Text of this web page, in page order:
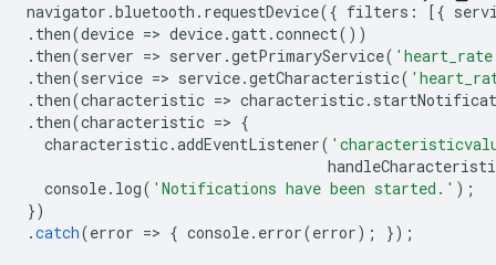
navigator .bluetooth . requestDevice({ filters : [{
. then(device => device.gatt.connect())
. then(server => server .getPrimaryService(
. then(service => service.getCharacteristic(
. then(characteristic => characteristic.
. then(characteristic => {
characteristic.addEventListener(
console. log( 'Notifications have been started.' );
})
.catch(error => { console. error(error); });